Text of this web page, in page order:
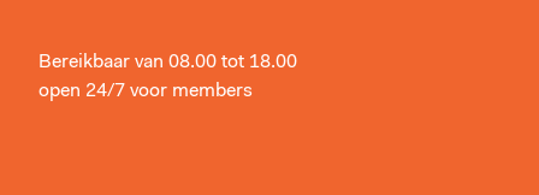
Bereikbaar van 08.00 tot 18.00
open 24/7 voor members